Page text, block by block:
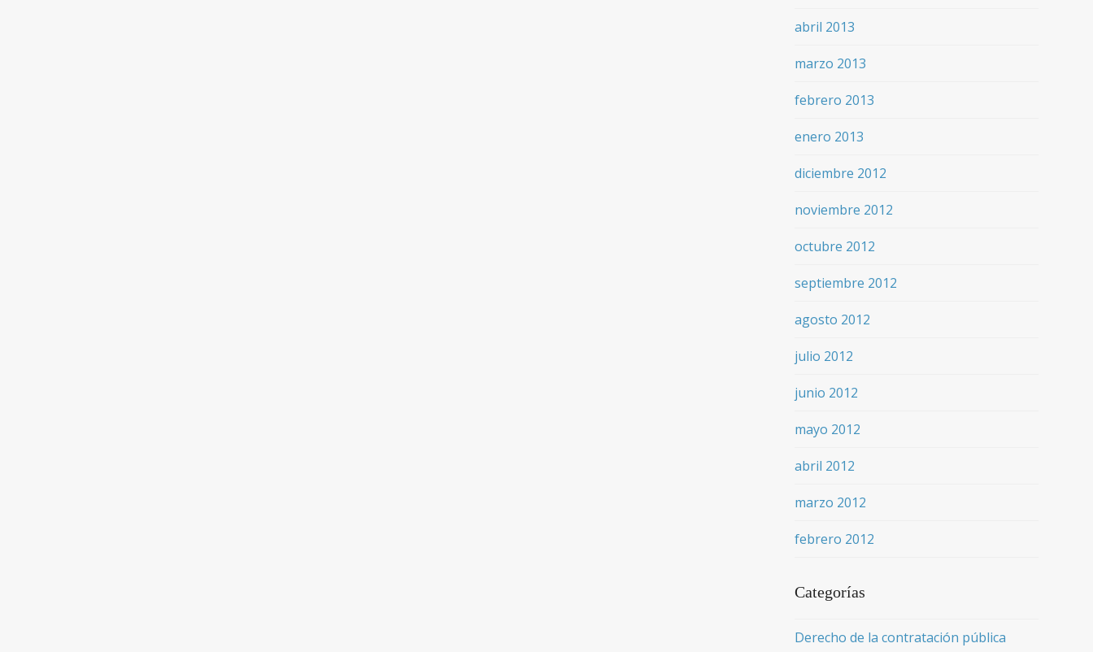
abril 2013
marzo 2013
febrero 2013
enero 2013
diciembre 2012
noviembre 2012
octubre 2012
septiembre 2012
agosto 2012
julio 2012
junio 2012
mayo 2012
abril 2012
marzo 2012
febrero 2012
Categorías
Derecho de la contratación pública